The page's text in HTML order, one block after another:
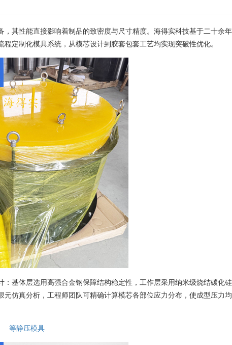
其性能直接影响着制品的致密度与尺寸精度。海得实科技基于二十余
定制化模具系统，从模芯设计到胶套包套工艺均实现突破性优化。
基体层选用高强合金钢保障结构稳定性，工作层采用纳米级烧结碳化
仿真分析，工程师团队可精确计算模芯各部位应力分布，使成型压力
等静压模具